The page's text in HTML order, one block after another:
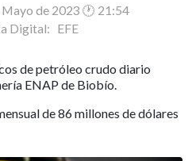
de 2023 🕐 21:54
Digital: EFE
de petróleo crudo diario
ENAP de Biobío.
de 86 millones de dólares